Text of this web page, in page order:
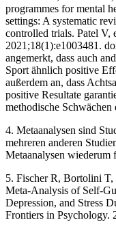
programmes for mental
settings: A systematic
controlled trials. Patel V,
2021;18(1):e1003481.
angemerkt, dass auch
Sport ähnlich positive
außerdem an, dass
positive Resultate
methodische Schwächen
4. Metaanalysen sind
mehreren anderen
Metaanalysen wiederum
5. Fischer R, Bortolini
Meta-Analysis of Self-
Depression, and Stress
Frontiers in Psychology.